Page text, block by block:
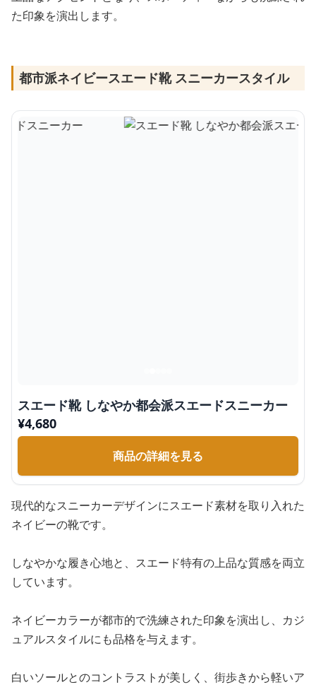
た印象を演出します。
都市派ネイビースエード靴 スニーカースタイル
スエード靴 しなやか都会派スエードスニーカー
¥4,680
商品の詳細を見る
現代的なスニーカーデザインにスエード素材を取り入れた
ネイビーの靴です。
しなやかな履き心地と、スエード特有の上品な質感を両立
しています。
ネイビーカラーが都市的で洗練された印象を演出し、カジ
ュアルスタイルにも品格を与えます。
白いソールとのコントラストが美しく、街歩きから軽いア